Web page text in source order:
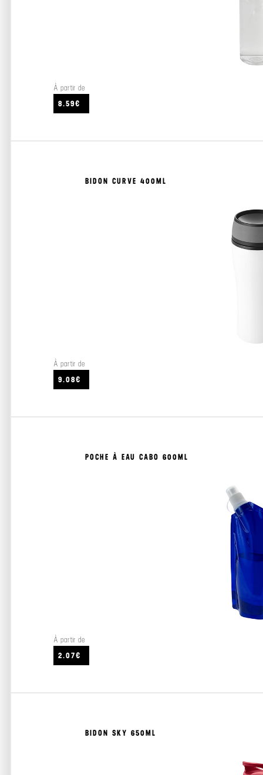
À partir de
8.59€
BIDON CURVE 400ML
À partir de
9.08€
POCHE À EAU CABO 600ML
À partir de
2.07€
BIDON SKY 650ML